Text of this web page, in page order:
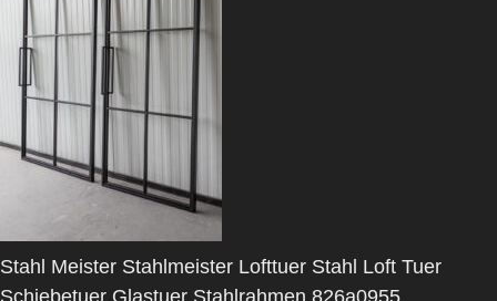
Stahl Meister Stahlmeister Lofttuer Stahl Loft Tuer